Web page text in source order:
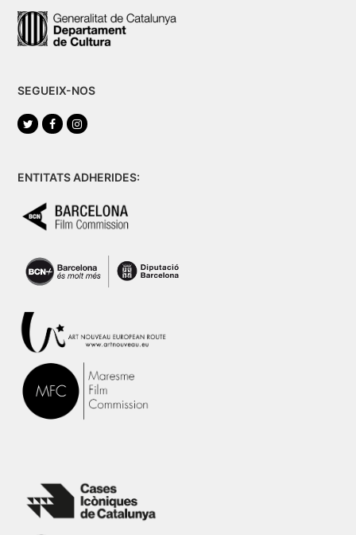
SEGUEIX-NOS
TwitterFacebookInstagram
ENTITATS ADHERIDES: